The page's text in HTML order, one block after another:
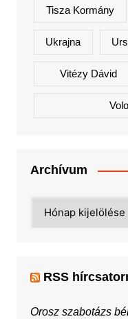
Tisza Kormány
Ukrajna
Vitézy Dávid
Archívum
RSS
Orosz szabotázs